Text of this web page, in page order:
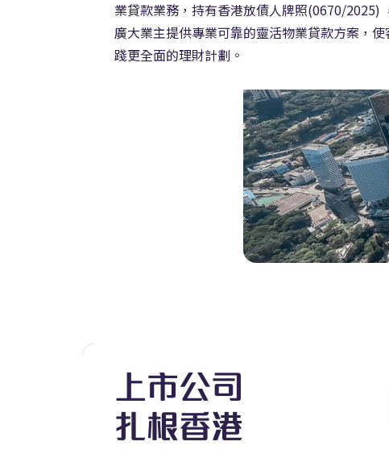
業貸款業務，持有香港放債人牌照(0670/2025)
廣大業主提供專業可靠的靈活物業貸款方案，
踐更全面的理財計劃。
上市公司
扎根香港